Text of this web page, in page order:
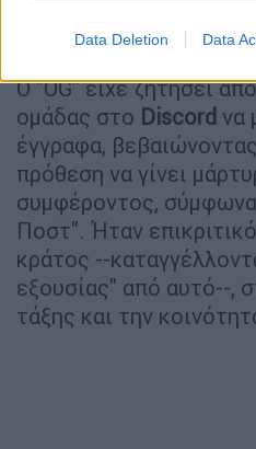
Data Deletion Data
Τάιμς" και την
Ο "OG" είχε ζητήσει
ομάδας στο Discord να
έγγραφα,
πρόθεση να γίνει
συμφέροντος,
Ποστ". Ήταν
κράτος --
εξουσίας" από αυτό--,
τάξης και την